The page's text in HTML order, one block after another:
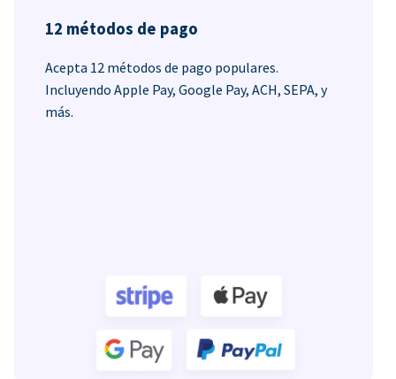
12 métodos de pago
Acepta 12 métodos de pago populares.
Incluyendo Apple Pay, Google Pay, ACH, SEPA, y
más.